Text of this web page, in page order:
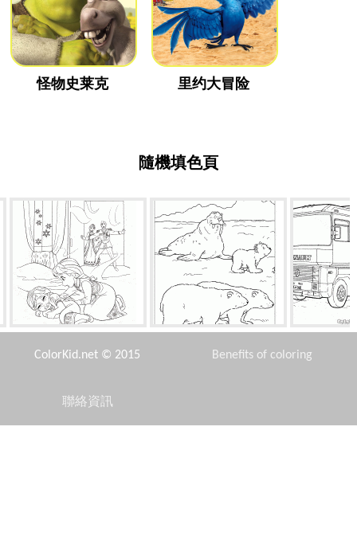
怪物史莱克 里约大冒险
隨機填色頁
艾爾莎幫助安娜 海象和熊 魯迪
ColorKid.net © 2015 Benefits of coloring
聯絡資訊